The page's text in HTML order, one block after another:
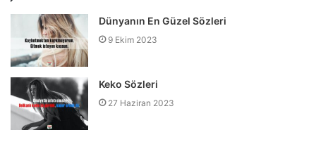
Dünyanın En Güzel Sözleri
9 Ekim 2023
Keko Sözleri
27 Haziran 2023